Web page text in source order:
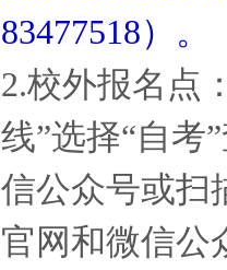
83477518）。
2.校外报名点
线”选择“自考
信公众号或扫
官网和微信公